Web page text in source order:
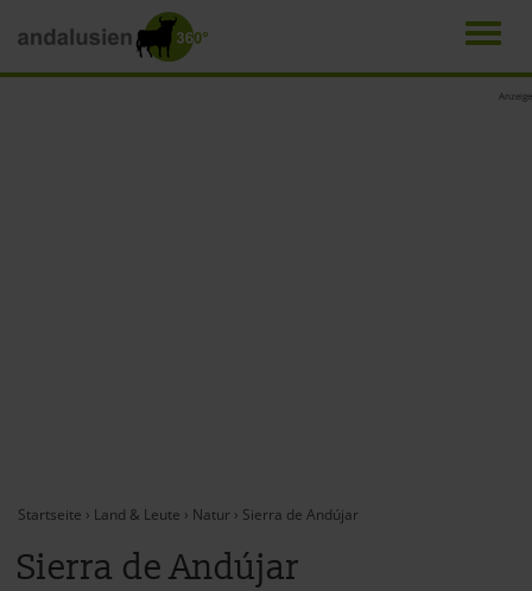
Anzeige
Startseite › Land & Leute › Natur › Sierra de Andújar
Sierra de Andújar